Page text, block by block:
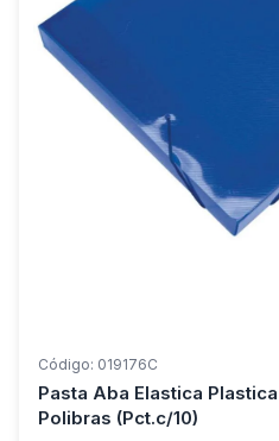
Código: 019176C
Pasta Aba Elastica
Polibras (Pct.c/10)